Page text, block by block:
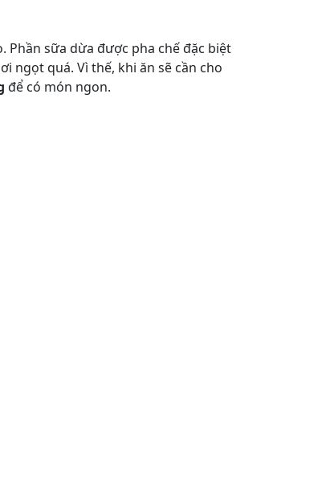
Phần sữa dừa được pha chế đặc biệt
ngọt quá. Vì thế, khi ăn sẽ cần cho
để có món ngon.